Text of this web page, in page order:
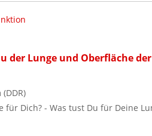
der Lunge und Oberfläche
für Dich? - Was tust Du für Deine